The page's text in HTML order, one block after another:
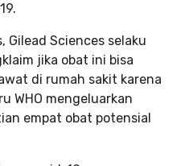
Gilead Sciences selaku
jika obat ini bisa
di rumah sakit karena
WHO mengeluarkan
empat obat potensial